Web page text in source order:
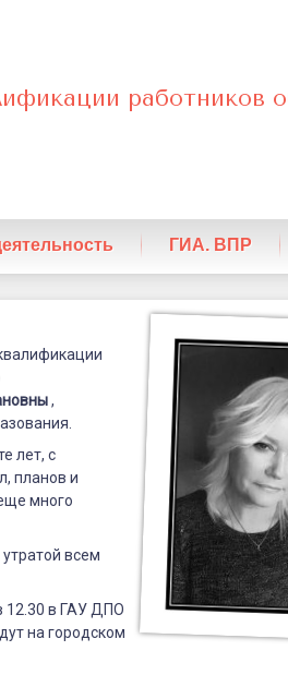
работников
ГИА. ВПР
,
лет, с
планов и
много
всем
12.30 в ГАУ ДПО
на городском